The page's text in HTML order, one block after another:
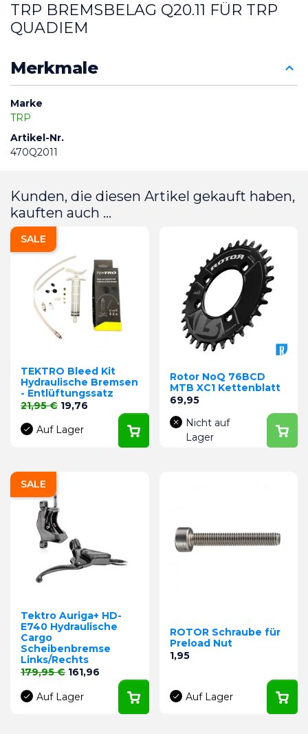
TRP BREMSBELAG Q20.11 FÜR TRP
QUADIEM
Merkmale
Marke
TRP
Artikel-Nr.
470Q2011
Kunden, die diesen Artikel gekauft haben,
kauften auch ...
TEKTRO Bleed Kit
Hydraulische Bremsen
- Entlüftungssatz
Verkaufspreis
21,95 € Preis
19,76
Auf Lager
SALE
Rotor NoQ 76BCD
MTB XC1 Kettenblatt
Preis
69,95
Nicht auf
Lager
Tektro Auriga+ HD-
E740 Hydraulische
Cargo
Scheibenbremse
Links/Rechts
Verkaufspreis
179,95 € Preis
161,96
Auf Lager
SALE
ROTOR Schraube für
Preload Nut
Preis
1,95
Auf Lager